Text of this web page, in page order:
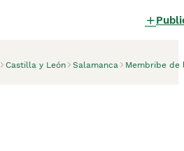
Castilla y León Salamanca Membribe de